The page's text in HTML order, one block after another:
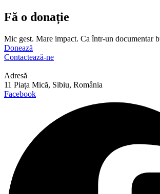
Fă o donație
Mic gest. Mare impact. Ca într-un documentar
Donează
Contactează-ne
Adresă
11 Piața Mică, Sibiu, România
Facebook